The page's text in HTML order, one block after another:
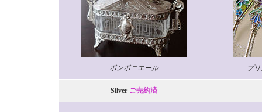
ボンボニエール プ
Silver ご売約済